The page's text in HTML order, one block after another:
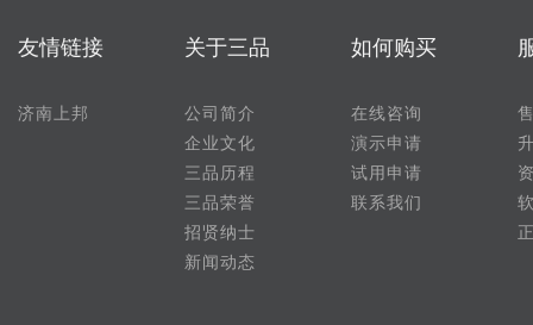
友情链接
济南上邦
关于三品
公司简介
企业文化
三品历程
三品荣誉
招贤纳士
新闻动态
如何购买
在线咨询
演示申请
试用申请
联系我们